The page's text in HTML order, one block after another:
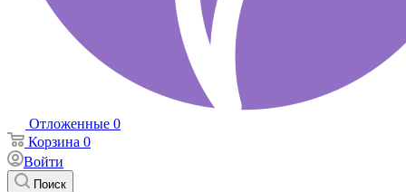
Отложенные 0
Корзина 0
Войти
Поиск